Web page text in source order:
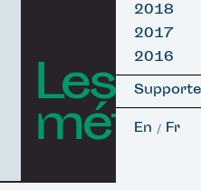
2018
2017
2016
En / Fr
Les